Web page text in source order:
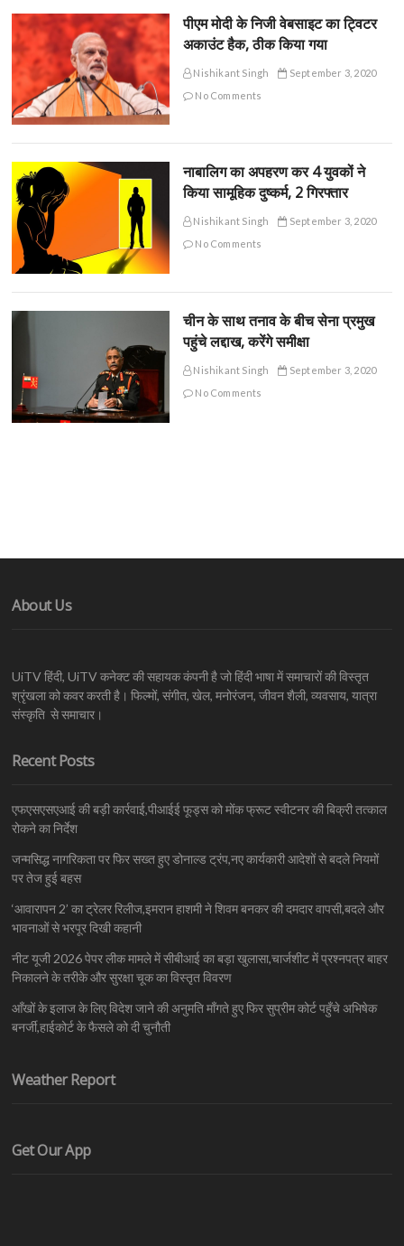
पीएम मोदी के निजी वेबसाइट का ट्विटर
अकाउंट हैक, ठीक किया गया
Nishikant Singh
September 3, 2020
No Comments
नाबालिग का अपहरण कर 4 युवकों ने
किया सामूहिक दुष्कर्म, 2 गिरफ्तार
Nishikant Singh
September 3, 2020
No Comments
चीन के साथ तनाव के बीच सेना प्रमुख
पहुंचे लद्दाख, करेंगे समीक्षा
Nishikant Singh
September 3, 2020
No Comments
About Us
UiTV हिंदी, UiTV कनेक्ट की सहायक कंपनी है जो हिंदी भाषा में समाचारों की विस्तृत
श्रृंखला को कवर करती है। फिल्मों, संगीत, खेल, मनोरंजन, जीवन शैली, व्यवसाय, यात्रा
संस्कृति से समाचार।
Recent Posts
एफएसएसएआई की बड़ी कार्रवाई,पीआईई फूड्स को मोंक फ्रूट स्वीटनर की बिक्री तत्काल
रोकने का निर्देश
जन्मसिद्ध नागरिकता पर फिर सख्त हुए डोनाल्ड ट्रंप,नए कार्यकारी आदेशों से बदले नियमों
पर तेज हुई बहस
‘आवारापन 2’ का ट्रेलर रिलीज,इमरान हाशमी ने शिवम बनकर की दमदार वापसी,बदले और
भावनाओं से भरपूर दिखी कहानी
नीट यूजी 2026 पेपर लीक मामले में सीबीआई का बड़ा खुलासा,चार्जशीट में प्रश्नपत्र बाहर
निकालने के तरीके और सुरक्षा चूक का विस्तृत विवरण
आँखों के इलाज के लिए विदेश जाने की अनुमति माँगते हुए फिर सुप्रीम कोर्ट पहुँचे अभिषेक
बनर्जी,हाईकोर्ट के फैसले को दी चुनौती
Weather Report
Get Our App